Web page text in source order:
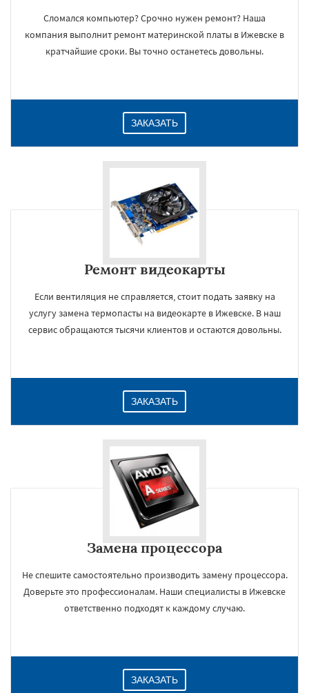
Сломался компьютер? Срочно нужен ремонт? Наша
компания выполнит ремонт материнской платы в Ижевске в
кратчайшие сроки. Вы точно останетесь довольны.
ЗАКАЗАТЬ
Ремонт видеокарты
Если вентиляция не справляется, стоит подать заявку на
услугу замена термопасты на видеокарте в Ижевске. В наш
сервис обращаются тысячи клиентов и остаются довольны.
ЗАКАЗАТЬ
Замена процессора
Не спешите самостоятельно производить замену процессора.
Доверьте это профессионалам. Наши специалисты в Ижевске
ответственно подходят к каждому случаю.
ЗАКАЗАТЬ